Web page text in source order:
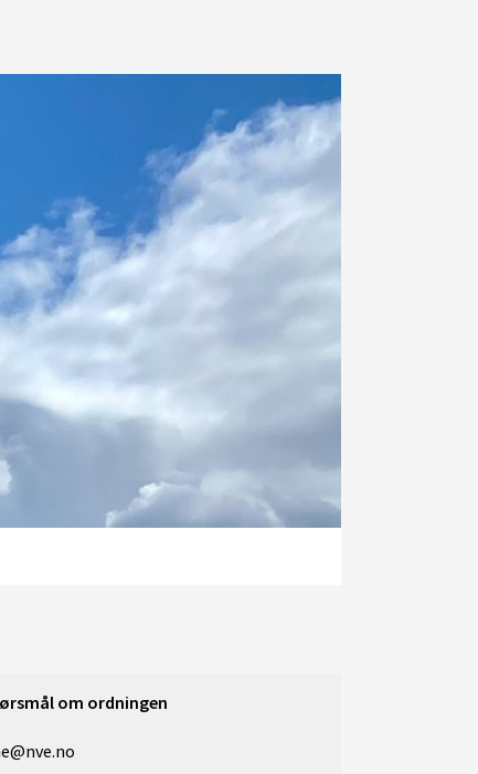
om ordningen